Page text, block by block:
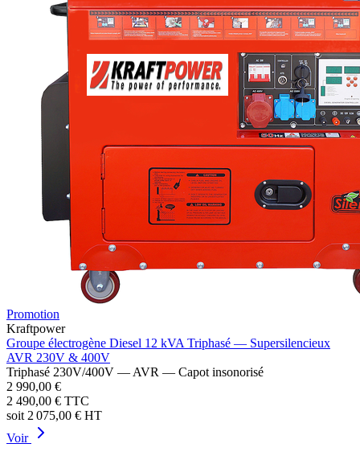
Promotion
Kraftpower
Groupe électrogène Diesel 12 kVA Triphasé — Supersilencieux
AVR 230V & 400V
Triphasé 230V/400V — AVR — Capot insonorisé
2 990,00 €
2 490,00 € TTC
soit 2 075,00 € HT
Voir